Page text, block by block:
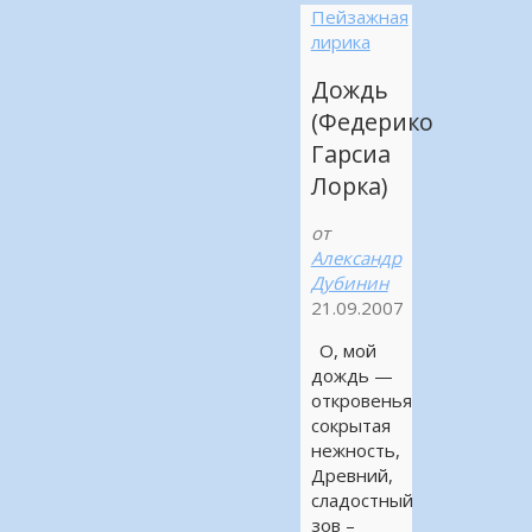
Пейзажная
лирика
Дождь
(Федерико
Гарсиа
Лорка)
от
Александр
Дубинин
21.09.2007
О, мой
дождь —
откровенья
сокрытая
нежность,
Древний,
сладостный
зов –